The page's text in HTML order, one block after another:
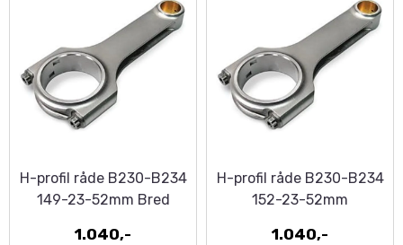
H-profil råde B230-B234
149-23-52mm Bred
1.040,-
H-profil råde B230-B234
152-23-52mm
1.040,-